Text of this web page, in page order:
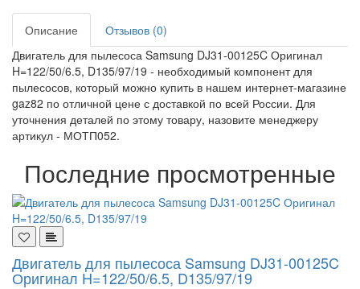
Описание
Отзывов (0)
Двигатель для пылесоса Samsung DJ31-00125C Оригинал
H=122/50/6.5, D135/97/19 - необходимый компонент для
пылесосов, который можно купить в нашем интернет-магазине
gaz82 по отличной цене с доставкой по всей России. Для
уточнения деталей по этому товару, назовите менеджеру
артикул - МОТП052.
Последние просмотренные
Двигатель для пылесоса Samsung DJ31-00125C
Оригинал H=122/50/6.5, D135/97/19